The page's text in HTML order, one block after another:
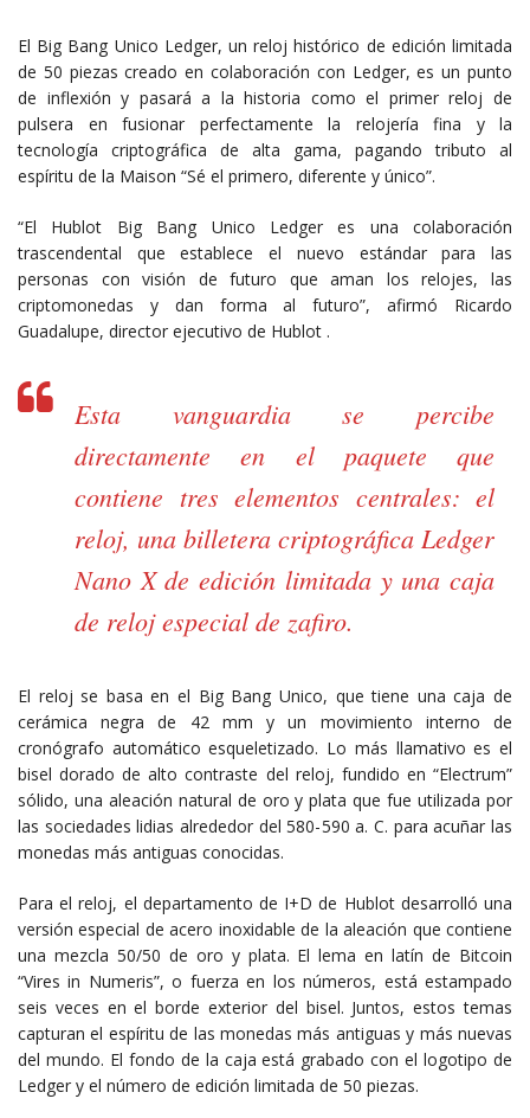
El Big Bang Unico Ledger, un reloj histórico de edición limitada
de 50 piezas creado en colaboración con Ledger, es un punto
de inflexión y pasará a la historia como el primer reloj de
pulsera en fusionar perfectamente la relojería fina y la
tecnología criptográfica de alta gama, pagando tributo al
espíritu de la Maison “Sé el primero, diferente y único”.
“El Hublot Big Bang Unico Ledger es una colaboración
trascendental que establece el nuevo estándar para las
personas con visión de futuro que aman los relojes, las
criptomonedas y dan forma al futuro”, afirmó Ricardo
Guadalupe, director ejecutivo de Hublot .
Esta vanguardia se percibe
directamente en el paquete que
contiene tres elementos centrales: el
reloj, una billetera criptográfica Ledger
Nano X de edición limitada y una caja
de reloj especial de zafiro.
El reloj se basa en el Big Bang Unico, que tiene una caja de
cerámica negra de 42 mm y un movimiento interno de
cronógrafo automático esqueletizado. Lo más llamativo es el
bisel dorado de alto contraste del reloj, fundido en “Electrum”
sólido, una aleación natural de oro y plata que fue utilizada por
las sociedades lidias alrededor del 580-590 a. C. para acuñar las
monedas más antiguas conocidas.
Para el reloj, el departamento de I+D de Hublot desarrolló una
versión especial de acero inoxidable de la aleación que contiene
una mezcla 50/50 de oro y plata. El lema en latín de Bitcoin
“Vires in Numeris”, o fuerza en los números, está estampado
seis veces en el borde exterior del bisel. Juntos, estos temas
capturan el espíritu de las monedas más antiguas y más nuevas
del mundo. El fondo de la caja está grabado con el logotipo de
Ledger y el número de edición limitada de 50 piezas.